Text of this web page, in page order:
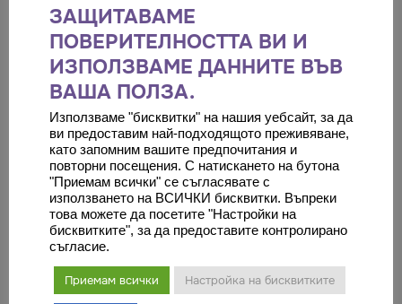
ръководител на катедрата по ортопедия, както и
редовен професор във Виенския университет.
Проф. Гиуреа практикува най-модерните
хирургични техники като компютърна навигация
и по-слабо инвазивна хирургия. Той използва
повечето съвременни устройства като
антиалергични импланти. Към 31.08.2016 г., с над
3900 извършени операции, проф. Гиуреа е един
от хирурзите с голям брой операции от новото
поколение.
ЗАЩИТАВАМЕ
ПОВЕРИТЕЛНОСТТА ВИ И
ИЗПОЛЗВАМЕ ДАННИТЕ ВЪВ
ВАША ПОЛЗА.
Използваме "бисквитки" на нашия уебсайт, за да
ви предоставим най-подходящото преживяване,
като запомним вашите предпочитания и
повторни посещения. С натискането на бутона
"Приемам всички" се съгласявате с
използването на ВСИЧКИ бисквитки. Въпреки
това можете да посетите "Настройки на
бисквитките", за да предоставите контролирано
съгласие.
Приемам всички Настройка на бисквитките